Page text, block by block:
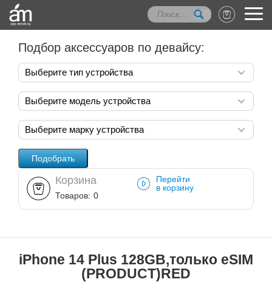
Подбор аксессуаров по девайсу:
Выберите тип устройства
Выберите модель устройства
Выберите марку устройства
Корзина
Товаров: 0
Перейти
в корзину
iPhone 14 Plus 128GB,только eSIM
(PRODUCT)RED